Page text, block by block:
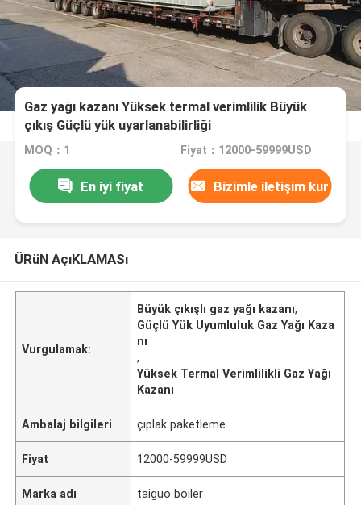
Gaz yağı kazanı Yüksek termal verimlilik Büyük
çıkış Güçlü yük uyarlanabilirliği
MOQ：1 Fiyat：12000-59999USD
En iyi fiyat Bizimle iletişim kur
ÜRüN AçıKLAMASı
Vurgulamak:
Büyük çıkışlı gaz yağı kazanı,
Güçlü Yük Uyumluluk Gaz Yağı Kaza
nı
,
Yüksek Termal Verimlilikli Gaz Yağı
Kazanı
Ambalaj bilgileri çıplak paketleme
Fiyat 12000-59999USD
Marka adı taiguo boiler